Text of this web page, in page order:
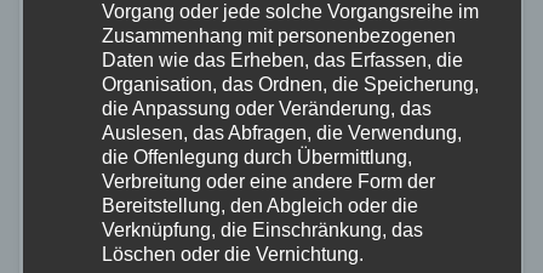
RETTUNGSDIENST WESTERWALD
Traktor gerät außer Kontrolle und
verletzt Feldarbeiter schwer
26. JUNI 2024
In den frühen Morgenstunden des 26.06.24 verließ
Vorgang oder jede solche Vorgangsreihe im
Zusammenhang mit personenbezogenen
Daten wie das Erheben, das Erfassen, die
Organisation, das Ordnen, die Speicherung,
die Anpassung oder Veränderung, das
Auslesen, das Abfragen, die Verwendung,
die Offenlegung durch Übermittlung,
Verbreitung oder eine andere Form der
Bereitstellung, den Abgleich oder die
Verknüpfung, die Einschränkung, das
Löschen oder die Vernichtung.